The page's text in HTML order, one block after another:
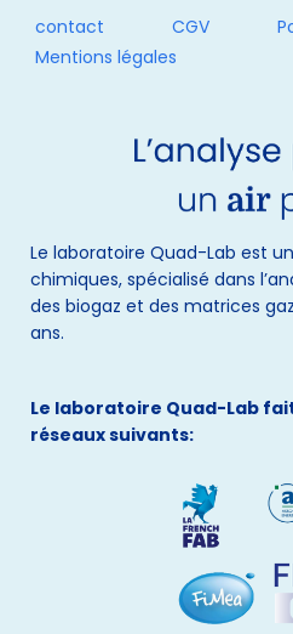
contact CGV
Mentions légales
Le laboratoire Quad-Lab est
chimiques, spécialisé dans
des biogaz et des matrices
ans.
Le laboratoire Quad-Lab
réseaux suivants: